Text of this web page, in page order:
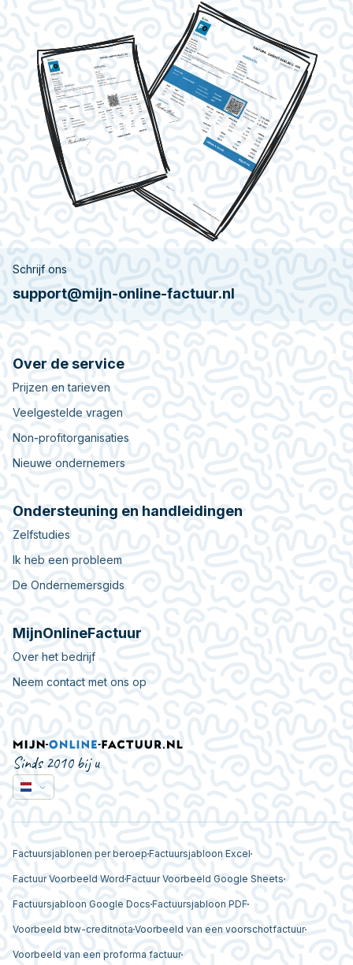
Schrijf ons
support@mijn-online-factuur.nl
Over de service
Prijzen en tarieven
Veelgestelde vragen
Non-profitorganisaties
Nieuwe ondernemers
Ondersteuning en handleidingen
Zelfstudies
Ik heb een probleem
De Ondernemersgids
MijnOnlineFactuur
Over het bedrijf
Neem contact met ons op
Sinds 2010 bij u
Factuursjablonen per beroep Factuursjabloon Excel
Factuur Voorbeeld Word Factuur Voorbeeld Google Sheets
Factuursjabloon Google Docs Factuursjabloon PDF
Voorbeeld btw-creditnota Voorbeeld van een voorschotfactuur
Voorbeeld van een proforma factuur